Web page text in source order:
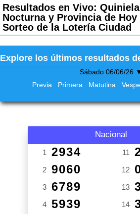
Resultados en Vivo:
Nocturna y Provincia de Hoy
Sorteo de la Lotería Ciudad
Explore los últimos resultados
Sábado 06/06/26
Previa
Primera Matutina
Nacional
1 2934
2 9060
3 6789
4 5939
11
12
13
14